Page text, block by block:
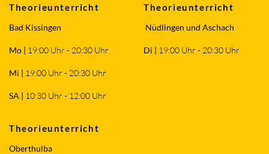
Theorieunterricht
Bad Kissingen
Mo | 19:00 Uhr - 20:30 Uhr
Mi | 19:00 Uhr - 20:30 Uhr
SA | 10:30 Uhr - 12:00 Uhr
Theorieunterricht
Nüdlingen und Aschach
Di | 19:00 Uhr - 20:30 Uhr
Theorieunterricht
Oberthulba